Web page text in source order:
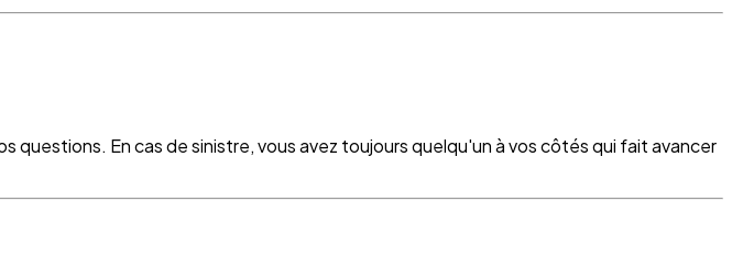
En cas de sinistre, vous avez toujours quelqu'un à vos côtés qui fait avancer